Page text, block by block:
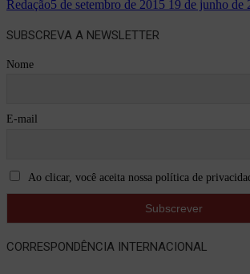
Redação5 de setembro de 2015 19 de junho de
SUBSCREVA A NEWSLETTER
Nome
E-mail
Ao clicar, você aceita nossa política de
CORRESPONDÊNCIA INTERNACIONAL